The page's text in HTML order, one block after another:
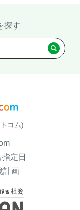
オンライン
ショップ
探す
コム)
定日
計画